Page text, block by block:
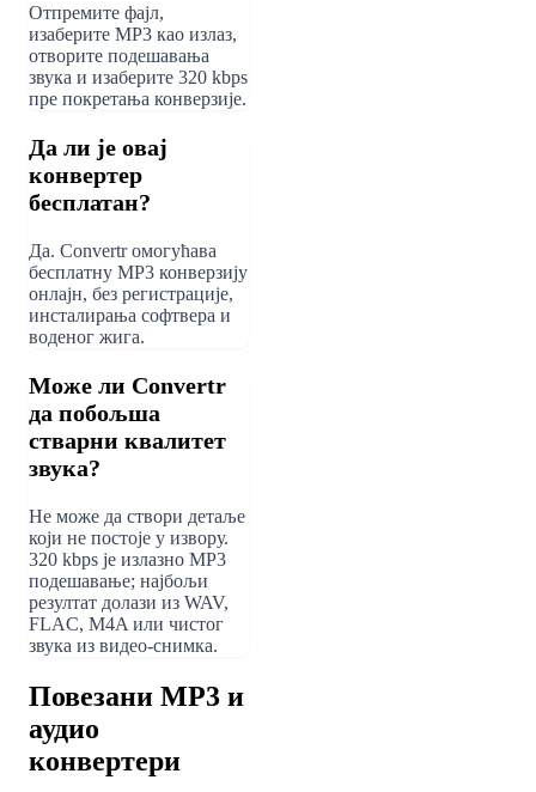
Отпремите фајл,
изаберите MP3 као излаз,
отворите подешавања
звука и изаберите 320 kbps
пре покретања конверзије.
Да ли је овај
конвертер
бесплатан?
Да. Convertr омогућава
бесплатну MP3 конверзију
онлајн, без регистрације,
инсталирања софтвера и
воденог жига.
Може ли Convertr
да побољша
стварни квалитет
звука?
Не може да створи детаље
који не постоје у извору.
320 kbps је излазно MP3
подешавање; најбољи
резултат долази из WAV,
FLAC, M4A или чистог
звука из видео-снимка.
Повезани MP3 и
аудио
конвертери